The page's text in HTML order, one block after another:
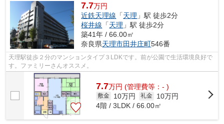
7.7万円
近鉄天理線 「天理 」駅 徒歩2分
桜井線 「天理 」駅 徒歩2分
築41年 / 66.00㎡
奈良県天理市田井庄町546番
天理駅徒歩２分のマンションタイプ３LDKです。前が公園で生活環境良好で
す。ファミリーさんオススメ。
7.7万円 (管理費等：- )
敷金 10万円 礼金
10万円
4階 / 3LDK / 66.00㎡